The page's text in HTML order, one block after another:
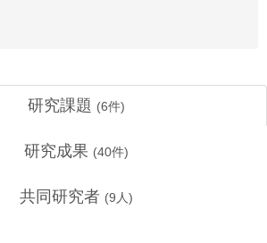
研究課題 (6件)
研究成果 (40件)
共同研究者 (9 人)